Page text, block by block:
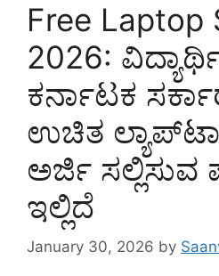
Free Laptop
2026:
ಕರ್ನಾಟಕ
ಉಚಿತ
ಅರ್ಜಿ
ಇಲ್ಲಿದೆ
January 30, 2026 by